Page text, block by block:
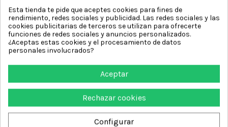
Favorecen el cuidado y la protección de la salud
visual desde la primera infancia.
Ayudan a crear hábitos de protección solar desde
edades tempranas.
con mayor seguridad.
Favorecen el bienestar y el confort visual en
ambientes luminosos.
Características
Esta tienda te pide que aceptes cookies para fines de
rendimiento, redes sociales y publicidad. Las redes sociales y las
cookies publicitarias de terceros se utilizan para ofrecerte
funciones de redes sociales y anuncios personalizados.
¿Aceptas estas cookies y el procesamiento de datos
personales involucrados?
Aceptar
Rechazar cookies
Configurar